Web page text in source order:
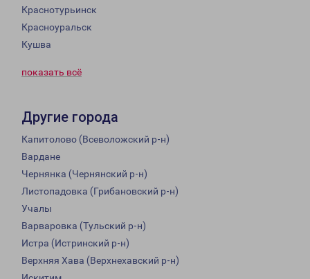
Краснотурьинск
Красноуральск
Кушва
показать всё
Другие города
Капитолово (Всеволожский р-н)
Вардане
Чернянка (Чернянский р-н)
Листопадовка (Грибановский р-н)
Учалы
Варваровка (Тульский р-н)
Истра (Истринский р-н)
Верхняя Хава (Верхнехавский р-н)